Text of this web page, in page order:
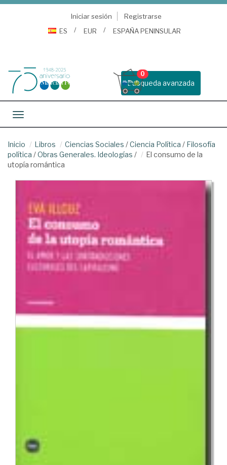
Iniciar sesión
Registrarse
ES
EUR ESPAÑA PENINSULAR
Busqueda avanzada
0
Toggle navigation
Inicio Libros Ciencias Sociales /Ciencia Política / Filosofía
política /Obras Generales. Ideologías /
El consumo de la
utopía romántica